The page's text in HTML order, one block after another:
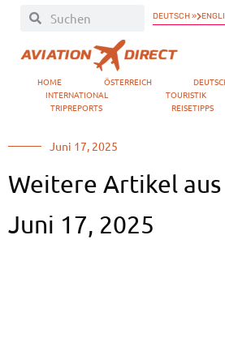
DEUTSCH »
HOME ÖSTERREICH
INTERNATIONAL
TOURISTIK
TRIPREPORTS
REISETIPPS
Juni 17, 2025
Weitere Artikel
Juni 17, 2025